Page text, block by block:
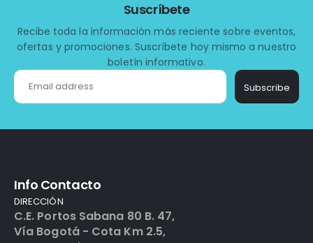
Suscríbete
Recibe toda la información más reciente sobre eventos,
ofertas y promociones. Suscríbete hoy mismo a nuestro
boletín informativo.
Subscribe
Info Contacto
DIRECCIÓN
C.E. Portos Sabana 80 B. 47,
Vía Bogotá - Cota Km 2.5,